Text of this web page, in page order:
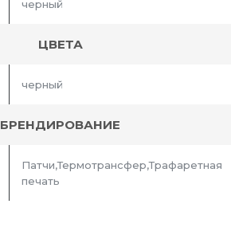
черный
ЦВЕТА
черный
БРЕНДИРОВАНИЕ
Патчи,Термотрансфер,Трафаретная
печать